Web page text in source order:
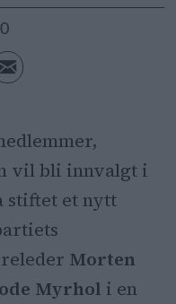
vil bli innvalgt i
stiftet et nytt
Morten
Myrhol i en